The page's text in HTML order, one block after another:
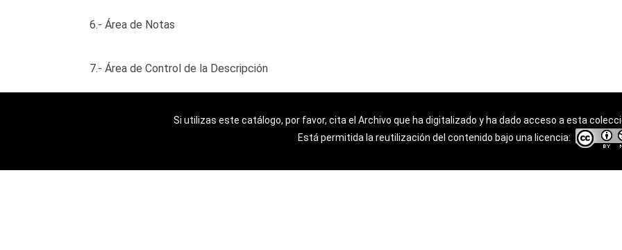
6.- Área de Notas
7.- Área de Control de la Descripción
Si utilizas este catálogo, por favor, cita el Archivo que ha digitalizado y ha dado acceso a esta
Está permitida la reutilización del contenido bajo una licencia: